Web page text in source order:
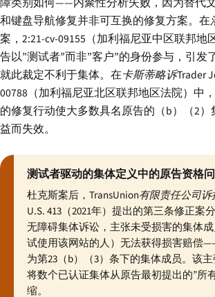
和键盘导航修复并非可互换的修复方案。在
案，2:21-cv-09155（加利福尼亚中区联邦地
告以”测试者”而非”客户”的身份参与，引发
就此裁定不利于集体。在卡斯蒂略诉Trader
00788（加利福尼亚北区联邦地区法院）中
的修复行动使大多数具名原告的（b）（2
益而失效。
测试者驱动的集体定义中的原告资格
杜克斯案后，TransUnion有限责任公司
U.S. 413（2021年）提出的第三条修正案
无障碍集体诉讼，主张未受损害的集体
试使用该网站的人）无法获得损害赔偿
为第23（b）（3）条下的集体成员。该
将数个已认证集体从原告最初提出的”所
缩。